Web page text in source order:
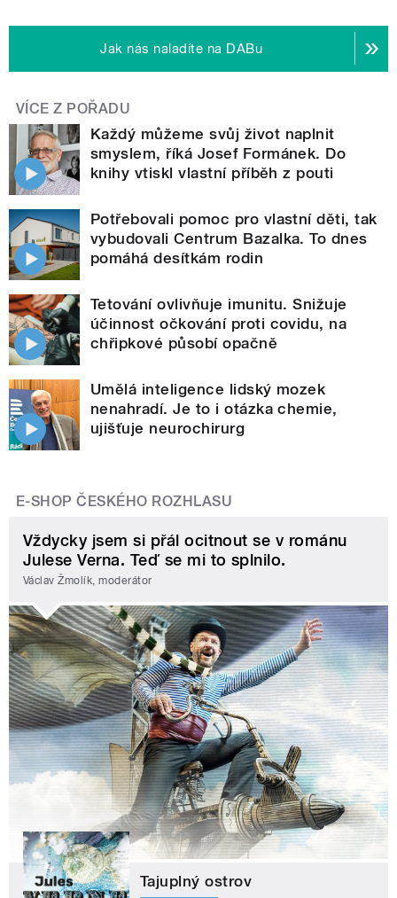
Jak nás naladíte na DABu
VÍCE Z POŘADU
Každý můžeme svůj život naplnit
smyslem, říká Josef Formánek. Do
knihy vtiskl vlastní příběh z pouti
Potřebovali pomoc pro vlastní děti, tak
vybudovali Centrum Bazalka. To dnes
pomáhá desítkám rodin
Tetování ovlivňuje imunitu. Snižuje
účinnost očkování proti covidu, na
chřipkové působí opačně
Umělá inteligence lidský mozek
nenahradí. Je to i otázka chemie,
ujišťuje neurochirurg
E-SHOP ČESKÉHO ROZHLASU
Vždycky jsem si přál ocitnout se v románu
Julese Verna. Teď se mi to splnilo.
Václav Žmolík, moderátor
Tajuplný ostrov